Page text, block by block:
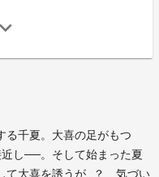
る千夏。大喜の足がもつ
し──。そして始まった夏
て大喜を誘うが…？ 気づい